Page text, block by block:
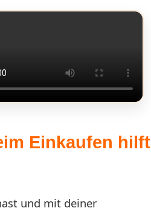
Einkaufen hilft
und mit deiner